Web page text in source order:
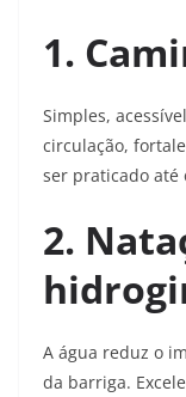
1.
Simples,
circulação,
ser praticado até
2.
A água reduz o
da barriga.